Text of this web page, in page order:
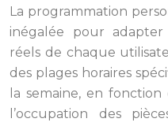
La programmation
inégalée pour
réels de chaque
des plages horaires
la semaine, en
l’occupation des